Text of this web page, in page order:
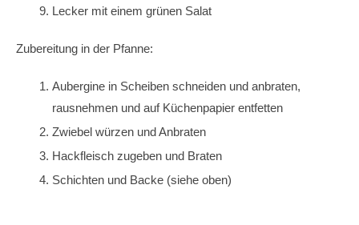
Lecker mit einem grünen Salat
Zubereitung in der Pfanne:
Aubergine in Scheiben schneiden und anbraten,
rausnehmen und auf Küchenpapier entfetten
Zwiebel würzen und Anbraten
Hackfleisch zugeben und Braten
Schichten und Backe (siehe oben)